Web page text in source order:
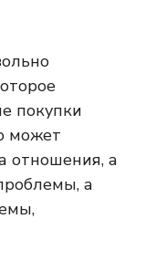
покупки
может
отношения, а
а